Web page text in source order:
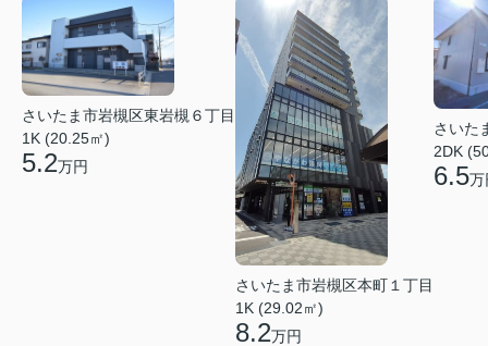
さいたま市岩槻区東岩槻６丁目
1K (20.25㎡)
5.2万円
さいたま市岩槻区本町１丁目
1K (29.02㎡)
8.2万円
さいた
2DK
6.5万